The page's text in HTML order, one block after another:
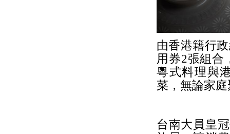
由香港籍行
用券2張組合
粵式料理與
菜，無論家
台南大員皇